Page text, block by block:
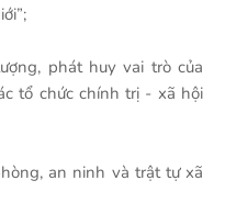
phát huy vai trò của
tổ chức chính trị - xã hội
an ninh và trật tự xã